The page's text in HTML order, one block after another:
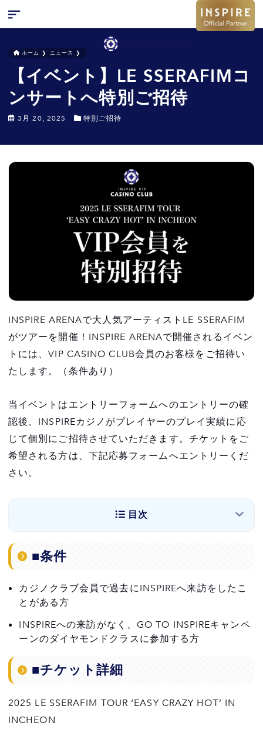
キャンペーン
お問い合わせ
検索
ホーム ❯ ニュース ❯
【イベント】LE SSERAFIMコ
ンサートへ特別ご招待
3月 20, 2025 特別ご招待
INSPIRE ARENAで大人気アーティストLE SSERAFIM
がツアーを開催！INSPIRE ARENAで開催されるイベン
トには、VIP CASINO CLUB会員のお客様をご招待い
たします。（条件あり）
当イベントはエントリーフォームへのエントリーの確
認後、INSPIREカジノがプレイヤーのプレイ実績に応
じて個別にご招待させていただきます。チケットをご
希望される方は、下記応募フォームへエントリーくだ
さい。
目次
■応募について
■条件
カジノクラブ会員で過去にINSPIREへ来訪をしたこ
とがある方
INSPIREへの来訪がなく、GO TO INSPIREキャンペ
ーンのダイヤモンドクラスに参加する方
■チケット詳細
2025 LE SSERAFIM TOUR ‘EASY CRAZY HOT’ IN
INCHEON